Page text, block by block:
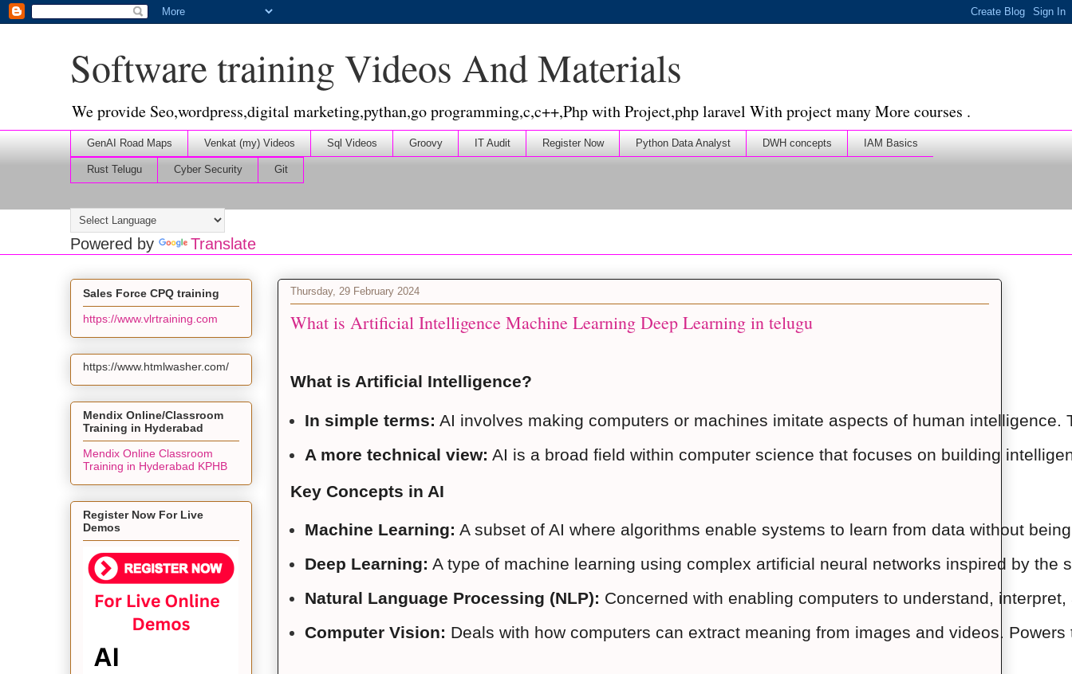
Software training Videos And Materials
We provide Seo,wordpress,digital marketing,pythan,go programming,c,c++,Php with Project,php laravel With project many More courses .
GenAI Road Maps Venkat (my) Videos Sql Videos Groovy IT Audit Register Now Python Data Analyst DWH concepts IAM Basics
Rust Telugu Cyber Security Git
Powered by Translate
Thursday, 29 February 2024
What is Artificial Intelligence Machine Learning Deep Learning in telugu
What is Artificial Intelligence?
In simple terms: AI involves making computers or machines imitate aspects of human
A more technical view: AI is a broad field within computer science that focuses on building
Key Concepts in AI
Machine Learning: A subset of AI where algorithms enable systems to learn from data without
Deep Learning: A type of machine learning using complex artificial neural networks inspired by
Natural Language Processing (NLP): Concerned with enabling computers to understand,
Computer Vision: Deals with how computers can extract meaning from images and videos.
Sales Force CPQ training
https://www.vlrtraining.com
https://www.htmlwasher.com/
Mendix Online/Classroom
Training in Hyderabad
Mendix Online Classroom
Training in Hyderabad KPHB
Register Now For Live
Demos